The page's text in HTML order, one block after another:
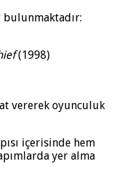
bulunmaktadır:
(1998)
vererek oyunculuk
içerisinde hem
yer alma